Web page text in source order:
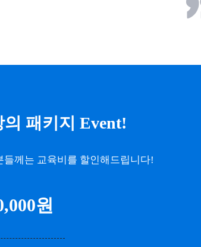
의 패키지 Event!
께는 교육비를 할인해드립니다!
원